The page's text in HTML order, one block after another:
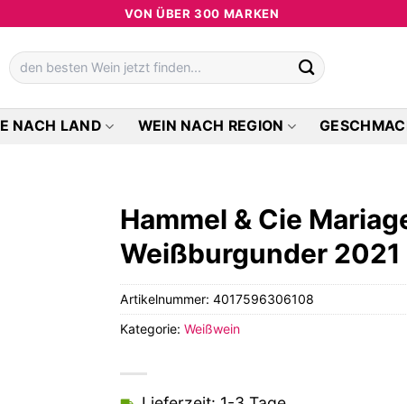
VON ÜBER 300 MARKEN
Suchen
nach:
NACH LAND WEIN NACH REGION
Hammel & Cie
Weißburgunder 2021
Artikelnummer:4017596306108
Kategorie:Weißwein